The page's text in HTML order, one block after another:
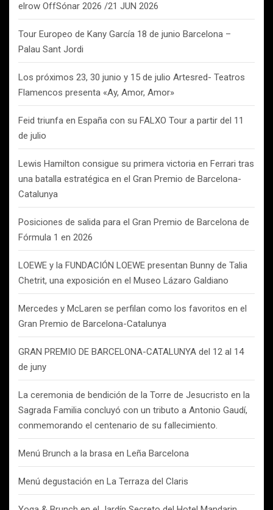
elrow OffSónar 2026 /21 JUN 2026
Tour Europeo de Kany García 18 de junio Barcelona –
Palau Sant Jordi
Los próximos 23, 30 junio y 15 de julio Artesred- Teatros
Flamencos presenta «Ay, Amor, Amor»
Feid triunfa en España con su FALXO Tour a partir del 11
de julio
Lewis Hamilton consigue su primera victoria en Ferrari tras
una batalla estratégica en el Gran Premio de Barcelona-
Catalunya
Posiciones de salida para el Gran Premio de Barcelona de
Fórmula 1 en 2026
LOEWE y la FUNDACIÓN LOEWE presentan Bunny de Talia
Chetrit, una exposición en el Museo Lázaro Galdiano
Mercedes y McLaren se perfilan como los favoritos en el
Gran Premio de Barcelona-Catalunya
GRAN PREMIO DE BARCELONA-CATALUNYA del 12 al 14
de juny
La ceremonia de bendición de la Torre de Jesucristo en la
Sagrada Familia concluyó con un tributo a Antonio Gaudí,
conmemorando el centenario de su fallecimiento.
Menú Brunch a la brasa en Leña Barcelona
Menú degustación en La Terraza del Claris